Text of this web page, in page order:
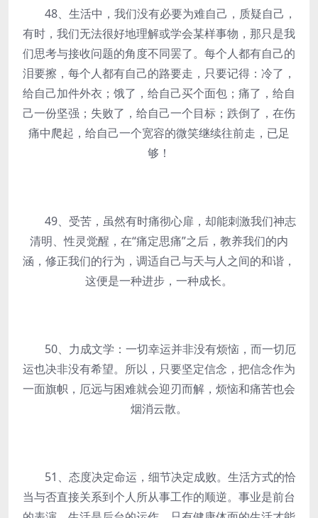
48、生活中，我们没有必要为难自己，质疑自己，
有时，我们无法很好地理解或学会某样事物，那只是我
们思考与接收问题的角度不同罢了。每个人都有自己的
泪要擦，每个人都有自己的路要走，只要记得：冷了，
给自己加件外衣；饿了，给自己买个面包；痛了，给自
己一份坚强；失败了，给自己一个目标；跌倒了，在伤
痛中爬起，给自己一个宽容的微笑继续往前走，已足
够！
49、受苦，虽然有时痛彻心扉，却能刺激我们神志
清明、性灵觉醒，在“痛定思痛”之后，教养我们的内
涵，修正我们的行为，调适自己与天与人之间的和谐，
这便是一种进步，一种成长。
50、力成文学：一切幸运并非没有烦恼，而一切厄
运也决非没有希望。所以，只要坚定信念，把信念作为
一面旗帜，厄远与困难就会迎刃而解，烦恼和痛苦也会
烟消云散。
51、态度决定命运，细节决定成败。生活方式的恰
当与否直接关系到个人所从事工作的顺逆。事业是前台